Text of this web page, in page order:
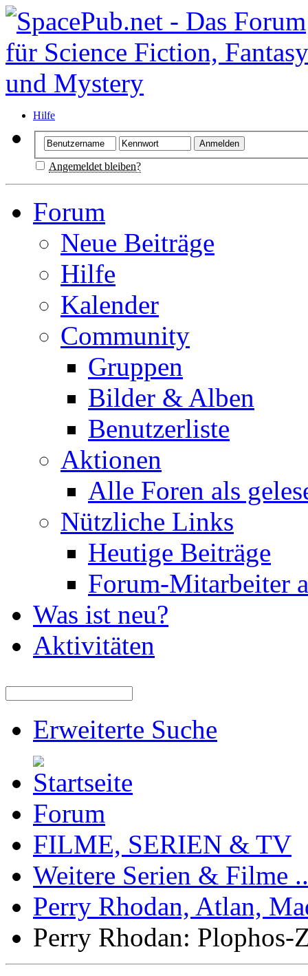
Hilfe
Angemeldet bleiben?
Forum
Neue Beiträge
Hilfe
Kalender
Community
Gruppen
Bilder & Alben
Benutzerliste
Aktionen
Alle Foren als
Nützliche Links
Heutige Beiträge
Forum-Mitarbeiter
Was ist neu?
Aktivitäten
Erweiterte Suche
Forum
FILME, SERIEN & TV
Weitere Serien & Filme
Perry Rhodan, Atlan,
Perry Rhodan: Plophos-